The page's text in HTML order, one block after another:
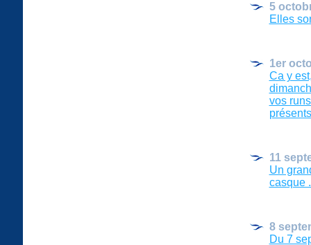
5
Elles
1er
Ca y
vos
11
Un
casque
8
Du 7